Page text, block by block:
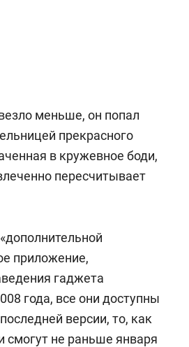
меньше, он попал
прекрасного
в кружевное боди,
пересчитывает
приложение,
гаджета
года, все они доступны
версии, то, как
смогут не раньше января